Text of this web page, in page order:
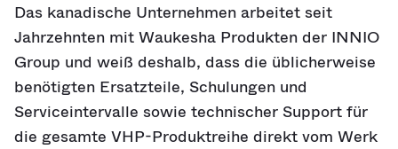
Das kanadische Unternehmen arbeitet seit
Jahrzehnten mit Waukesha Produkten der INNIO
Group und weiß deshalb, dass die üblicherweise
benötigten Ersatzteile, Schulungen und
Serviceintervalle sowie technischer Support für
die gesamte VHP-Produktreihe direkt vom Werk